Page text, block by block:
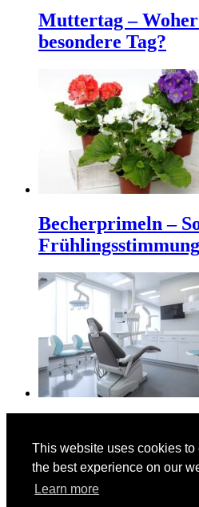
This website uses cookies to
the best experience on our
Learn more
Muttertag –
besondere Tag?
Becherprimeln –
Frühlingsstimmung
3D-Druck
Zahntechnik